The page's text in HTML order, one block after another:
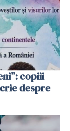
copiii
despre